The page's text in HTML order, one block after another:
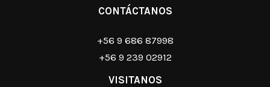
CONTÁCTANOS
+56 9 686 87998
+56 9 239 02912
VISITANOS